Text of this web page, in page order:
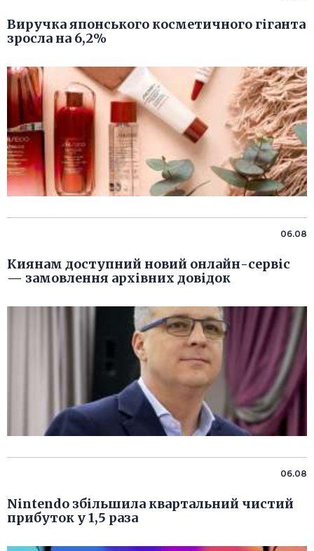
Виручка японського косметичного гіганта
зросла на 6,2%
06.08
Киянам доступний новий онлайн-сервіс
— замовлення архівних довідок
06.08
Nintendo збільшила квартальний чистий
прибуток у 1,5 раза